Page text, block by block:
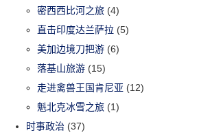
密西西比河之旅 (4)
直击印度达兰萨拉 (5)
美加边境刀把游 (6)
落基山旅游 (15)
走进禽兽王国肯尼亚 (12)
魁北克冰雪之旅 (1)
时事政治 (37)